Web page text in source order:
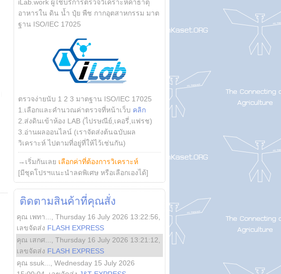
iLab.work ผู้ใช้บริการตรวจวิเคราะห์ค่าธาตุ
อาหารใน ดิน น้ำ ปุ๋ย พืช กากอุตสาหกรรม มาต
ฐาน ISO/IEC 17025
ตรวจง่ายนับ 1 2 3 มาตฐาน ISO/IEC 17025
1.เลือกและคำนวณค่าตรวจที่หน้าเว็บ คลิก
2.ส่งดินเข้าห้อง LAB (ไปรษณีย์,เคอรี่,แฟรช)
3.อ่านผลออนไลน์ (เราจัดส่งต้นฉบับผล
วิเคราะห์ ไปตามที่อยู่ที่ให้ไว้เช่นกัน)
→เริ่มกันเลย เลือกค่าที่ต้องการวิเคราะห์
[มีชุดโปรฯแนะนำลดพิเศษ หรือเลือกเองได้]
ติดตามสินค้าที่คุณสั่ง
คุณ เพทา... Thursday 16 July 2026 13:22:56
เลขจัดส่ง FLASH EXPRESS
คุณ เสกศ...
Thursday 16 July 2026 13:21:12
เลขจัดส่ง FLASH EXPRESS
คุณ ssuk...
Wednesday 15 July 2026